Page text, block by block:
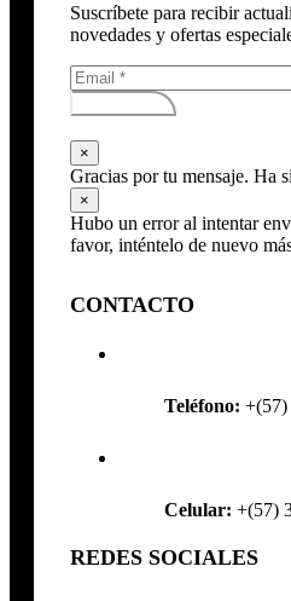
Suscríbete para recibir
novedades y ofertas
Subscribirse
×
Gracias por tu mensaje. Ha
×
Hubo un error al intentar
favor, inténtelo de nuevo
CONTACTO
Teléfono: +(57)
Celular: +(57)
REDES SOCIALES